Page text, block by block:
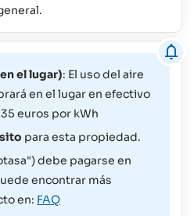
el lugar): El uso del aire
en el lugar en efectivo
euros por kWh
para esta propiedad.
debe pagarse en
encontrar más
en: FAQ